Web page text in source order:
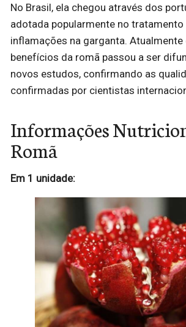
No Brasil, ela chegou através dos
adotada popularmente no tratamento
inflamações na garganta.
benefícios da romã passou a ser
novos estudos, confirmando as
confirmadas por cientistas
Informações
Romã
Em 1 unidade: